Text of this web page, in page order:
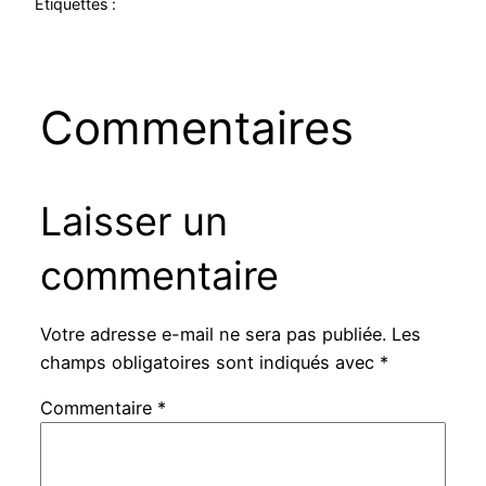
Étiquettes :
Commentaires
Laisser un
commentaire
Votre adresse e-mail ne sera pas publiée. Les
champs obligatoires sont indiqués avec *
Commentaire *